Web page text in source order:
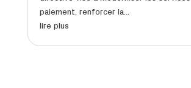
paiement, renforcer la...
lire plus